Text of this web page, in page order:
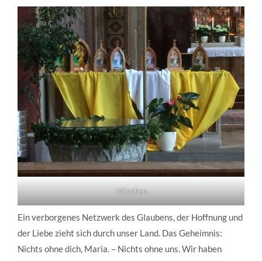
München
Ein verborgenes Netzwerk des Glaubens, der Hoffnung und
der Liebe zieht sich durch unser Land. Das Geheimnis:
Nichts ohne dich, Maria. – Nichts ohne uns. Wir haben